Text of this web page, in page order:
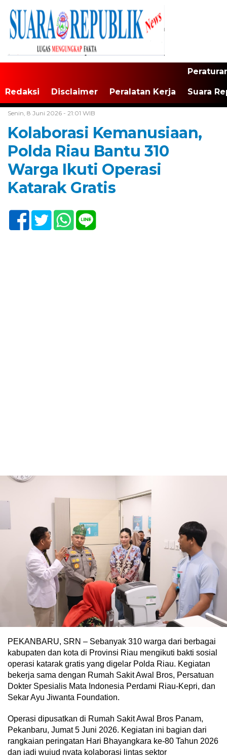
Redaksi Disclaimer Peralatan Kerja Suara
Senin, 8 Juni 2026 - 21:01 WIB
Kolaborasi Kemanusiaan,
Polda Riau Bantu 310
Warga Ikuti Operasi
Katarak Gratis
PEKANBARU, SRN – Sebanyak 310 warga dari berbagai
kabupaten dan kota di Provinsi Riau mengikuti bakti sosial
operasi katarak gratis yang digelar Polda Riau. Kegiatan
bekerja sama dengan Rumah Sakit Awal Bros, Persatuan
Dokter Spesialis Mata Indonesia Perdami Riau-Kepri, dan
Sekar Ayu Jiwanta Foundation.
Operasi dipusatkan di Rumah Sakit Awal Bros Panam,
Pekanbaru, Jumat 5 Juni 2026. Kegiatan ini bagian dari
rangkaian peringatan Hari Bhayangkara ke-80 Tahun 2026
dan jadi wujud nyata kolaborasi lintas sektor